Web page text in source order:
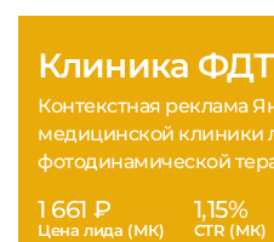
Клиника ФДТ
Контекстная реклама
медицинской клиники
фотодинамической
1 661 ₽
Цена лида (МК)
1,15%
CTR (МК)